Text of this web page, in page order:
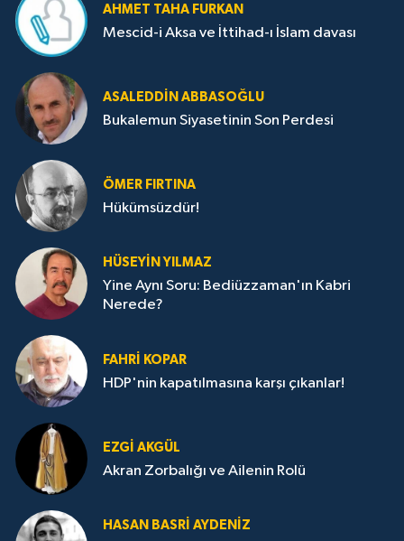
AHMET TAHA FURKAN
Mescid-i Aksa ve İttihad-ı İslam davası
ASALEDDIN ABBASOĞLU
Bukalemun Siyasetinin Son Perdesi
ÖMER FIRTINA
Hükümsüzdür!
HÜSEYIN YILMAZ
Yine Aynı Soru: Bediüzzaman'ın Kabri
Nerede?
FAHRI KOPAR
HDP'nin kapatılmasına karşı çıkanlar!
EZGI AKGÜL
Akran Zorbalığı ve Ailenin Rolü
HASAN BASRI AYDENIZ